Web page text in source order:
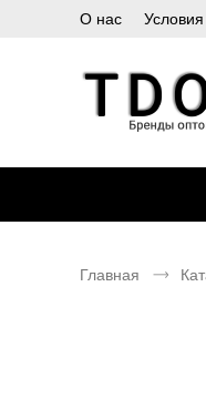
О нас Условия
Главная